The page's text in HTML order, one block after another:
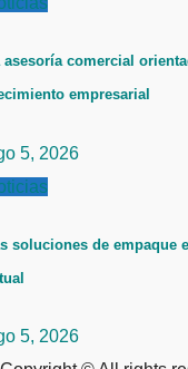
asesoría comercial
empresarial
5, 2026
soluciones de empaque
5, 2026